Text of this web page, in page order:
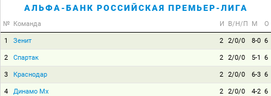
АЛЬФА-БАНК РОССИЙСКАЯ ПРЕМЬЕР-ЛИГА
№ Команда И В/Н/П М О
1 Зенит 2 2/0/0 8-0 6
2 Спартак 2 2/0/0 5-1 6
3 Краснодар 2 2/0/0 6-3 6
4 Динамо Мх 2 2/0/0 4-2 6